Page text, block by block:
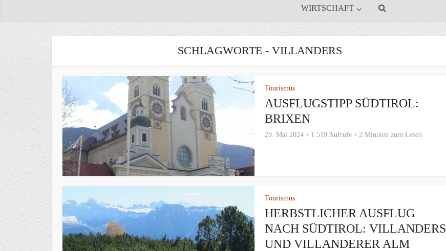
WIRTSCHAFT
SCHLAGWORTE - VILLANDERS
Tourismus
AUSFLUGSTIPP SÜDTIROL:
BRIXEN
29. Mai 2024 1.519 Aufrufe 2 Minuten zum Lesen
Tourismus
HERBSTLICHER AUSFLUG
NACH SÜDTIROL: VILLANDERS
UND VILLANDERER ALM